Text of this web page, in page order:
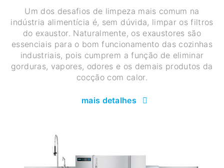
Um dos desafios de limpeza mais comum na
indústria alimentícia é, sem dúvida, limpar os filtros
do exaustor. Naturalmente, os exaustores são
essenciais para o bom funcionamento das cozinhas
industriais, pois cumprem a função de eliminar
gorduras, vapores, odores e os demais produtos da
cocção com calor.
mais detalhes